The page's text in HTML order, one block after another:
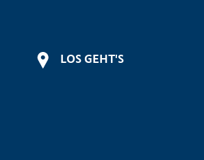
LOS GEHT'S